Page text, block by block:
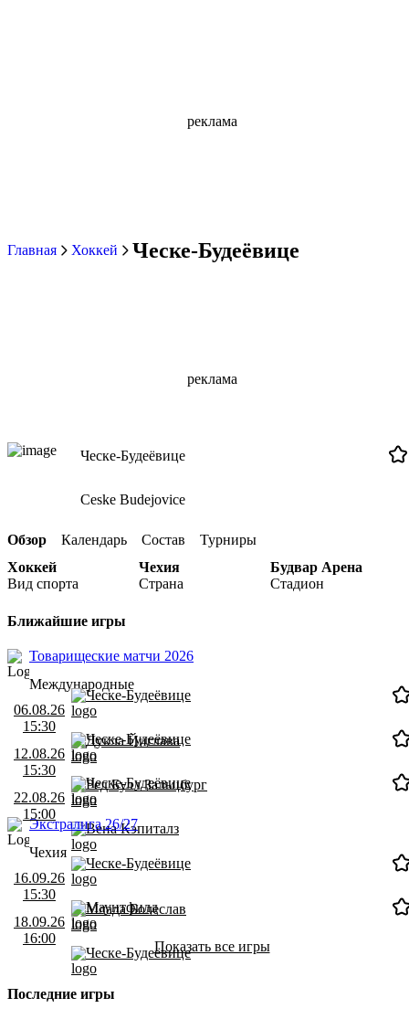
реклама
Главная Хоккей Ческе-Будеёвице
реклама
Ческе-Будеёвице
Ceske Budejovice
Обзор Календарь Состав
Турниры
Хоккей
Вид спорта
Чехия
Страна
Будвар Арена
Стадион
Ближайшие игры
Товарищеские матчи 2026
Международные
06.08.26
15:30
Ческе-Будеёвице
Дукла Йиглава
12.08.26
15:30
Ческе-Будеёвице
Ред Булл Зальцбург
22.08.26
15:00
Ческе-Будеёвице
Вена Кэпиталз
Экстралига 26/27
Чехия
16.09.26
15:30
Ческе-Будеёвице
Млада Болеслав
18.09.26
16:00
Маунтфилд
Ческе-БудеёвицеПоказать все игры
Последние игры